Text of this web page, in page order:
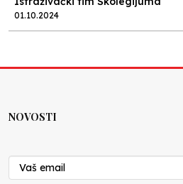
01.10.2024
izgradnji
Istraživački tim Školegijuma
NOVOSTI